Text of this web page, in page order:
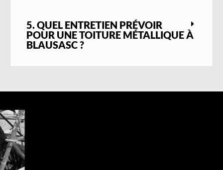
métallique fiable, performante et durable
intégrée à son environnement et conçue
pour résister aux contraintes climatiques
5. QUEL ENTRETIEN PRÉVOIR
POUR UNE TOITURE MÉTALLIQUE À
BLAUSASC ?